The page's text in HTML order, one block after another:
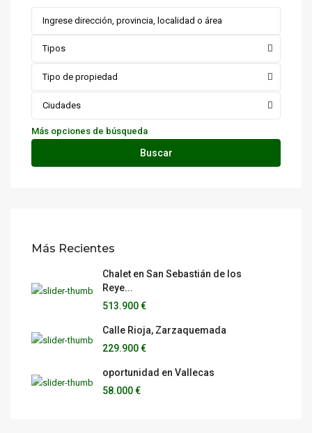
Tipos
Tipo de propiedad
Ciudades
Más opciones de búsqueda
Buscar
Más Recientes
Chalet en San Sebastián de los
Reye...
513.900 €
Calle Rioja, Zarzaquemada
229.900 €
oportunidad en Vallecas
58.000 €